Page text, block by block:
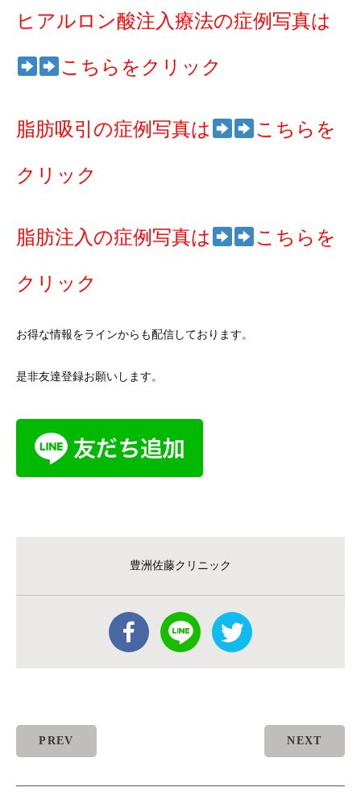
ヒアルロン酸注入療法の症例写真は
こちらをクリック
脂肪吸引の症例写真は こちらを
クリック
脂肪注入の症例写真は こちらを
クリック
お得な情報をラインからも配信しております。
是非友達登録お願いします。
豊洲佐藤クリニック
PREV NEXT